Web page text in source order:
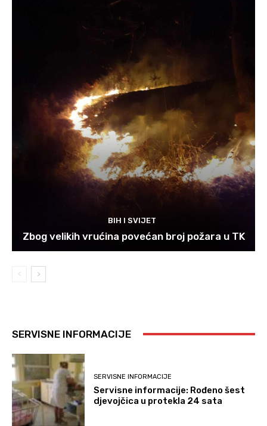
BIH I SVIJET
Zbog velikih vrućina povećan broj požara u TK
SERVISNE INFORMACIJE
SERVISNE INFORMACIJE
Servisne informacije: Rođeno šest
djevojčica u protekla 24 sata